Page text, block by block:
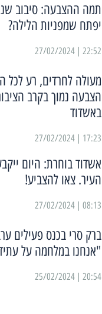
תמה ההצבעה: סיבוב
יפתח שמפניות הלילה?
22:52 | 27/02/2024
מעולה לחרדים, רע לכל
הצבעה נמוך בקרב
באשדוד
17:23 | 27/02/2024
אשדוד בוחרת: היום
העיר. צאו להצביע!
08:13 | 27/02/2024
ברק סרי בכנס פעילים
"אנחנו במלחמה על
20:54 | 25/02/2024